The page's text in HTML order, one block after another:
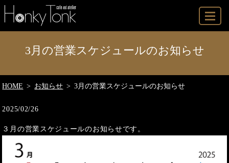
MENU
3月の営業スケジュールのお知らせ
HOME お知らせ 3月の営業スケジュールのお知らせ
2025/02/26
３月の営業スケジュールのお知らせです。